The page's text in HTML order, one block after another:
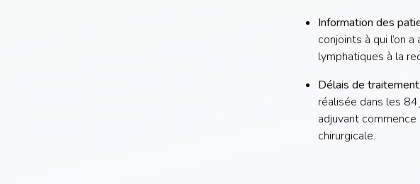
Information des
conjoints à qui l’on
lymphatiques à la
Délais de traitement
réalisée dans les
adjuvant
chirurgicale.